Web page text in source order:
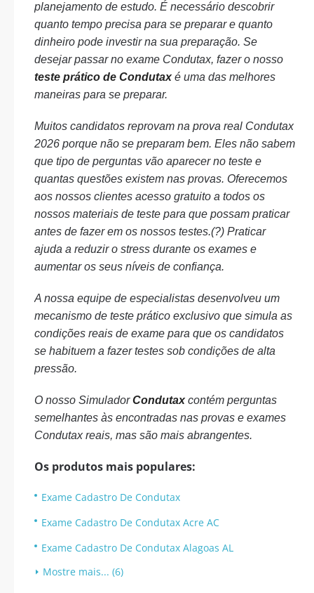
planejamento de estudo. É necessário descobrir
quanto tempo precisa para se preparar e quanto
dinheiro pode investir na sua preparação. Se
desejar passar no exame Condutax, fazer o nosso
teste prático de Condutaxé uma das melhores
maneiras para se preparar.
Muitos candidatos reprovam na prova real Condutax
2026 porque não se preparam bem. Eles não sabem
que tipo de perguntas vão aparecer no teste e
quantas questões existem nas provas. Oferecemos
aos nossos clientes acesso gratuito a todos os
nossos materiais de teste para que possam praticar
antes de fazer em os nossos testes.(?) Praticar
ajuda a reduzir o stress durante os exames e
aumentar os seus níveis de confiança.
A nossa equipe de especialistas desenvolveu um
mecanismo de teste prático exclusivo que simula as
condições reais de exame para que os candidatos
se habituem a fazer testes sob condições de alta
pressão.
O nosso SimuladorCondutaxcontém perguntas
semelhantes às encontradas nas provas e exames
Condutax reais, mas são mais abrangentes.
Os produtos mais populares:
Exame Cadastro De Condutax
Exame Cadastro De Condutax Acre AC
Exame Cadastro De Condutax Alagoas AL
Mostre mais... (6)